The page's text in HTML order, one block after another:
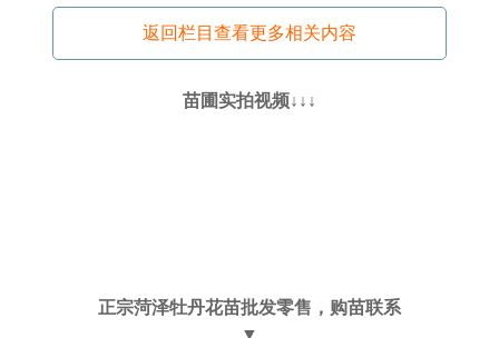
返回栏目查看更多相关内容
苗圃实拍视频↓↓↓
正宗菏泽牡丹花苗批发零售，购苗联系
▼